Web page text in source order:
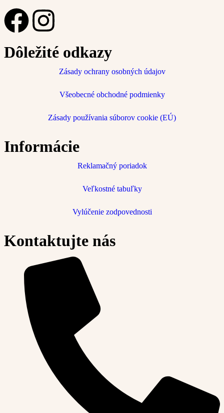
Dôležité odkazy
Zásady ochrany osobných údajov
Všeobecné obchodné podmienky
Zásady používania súborov cookie (EÚ)
Informácie
Reklamačný poriadok
Veľkostné tabuľky
Vylúčenie zodpovednosti
Kontaktujte nás